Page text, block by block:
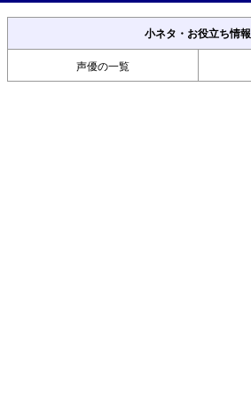
小ネタ・お役立ち情報
声優の一覧